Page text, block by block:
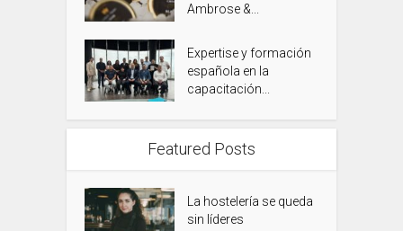
Ambrose &...
Expertise y formación
española en la
capacitación...
Featured Posts
La hostelería se queda
sin líderes